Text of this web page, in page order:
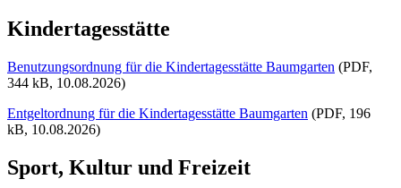
Kindertagesstätte
Benutzungsordnung für die Kindertagesstätte Baumgarten (PDF,
344 kB, 10.08.2026)
Entgeltordnung für die Kindertagesstätte Baumgarten (PDF, 196
kB, 10.08.2026)
Sport, Kultur und Freizeit